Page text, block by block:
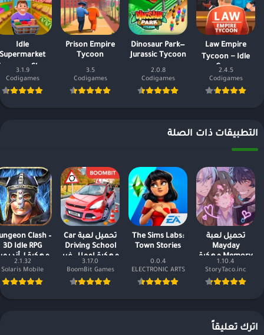
Law Empire
Tycoon－Idle
Game
2.4.5
Codigames
Dinosaur Park—
Jurassic Tycoon
2.0.8
Codigames
Prison Empire
Tycoon
3.5
Codigames
Idle
Supermarket
－Shop
3.1.9
Codigames
التطبيقات ذات الصلة
تحميل لعبة
Mayday
Memory مهكرة
اخر اصدار
1.10.4
StoryTaco.inc
The Sims Labs:
Town Stories
0.0.4
ELECTRONIC ARTS
تحميل لعبة Car
Driving School
مهكرة اموال غير
محدودة
3.17.0
BoomBit Games
Clash –
3D Idle RPG
مهكرة لـ
2.1.32
Solaris Mobile
اترك تعليقاً